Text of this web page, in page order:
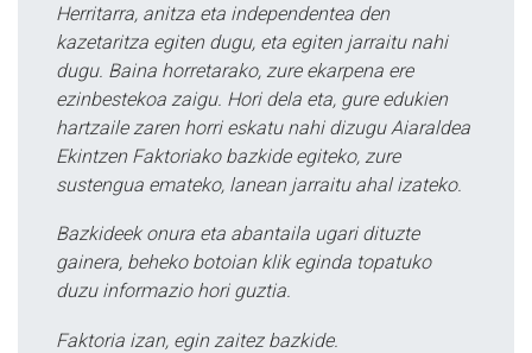
Herritarra, anitza eta independentea den
kazetaritza egiten dugu, eta egiten jarraitu nahi
dugu. Baina horretarako, zure ekarpena ere
ezinbestekoa zaigu. Hori dela eta, gure edukien
hartzaile zaren horri eskatu nahi dizugu Aiaraldea
Ekintzen Faktoriako bazkide egiteko, zure
sustengua emateko, lanean jarraitu ahal izateko.
Bazkideek onura eta abantaila ugari dituzte
gainera, beheko botoian klik eginda topatuko
duzu informazio hori guztia.
Faktoria izan, egin zaitez bazkide.